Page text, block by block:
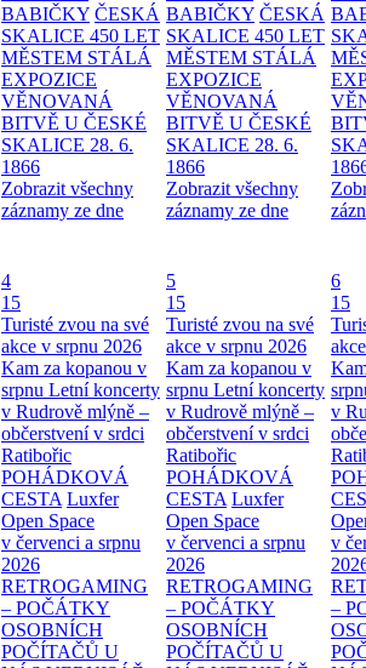
BABIČKY ČESKÁ
SKALICE 450 LET
MĚSTEM STÁLÁ
EXPOZICE
VĚNOVANÁ
BITVĚ U ČESKÉ
SKALICE 28. 6.
1866
Zobrazit všechny
záznamy ze dne
BABIČKY ČESKÁ
SKALICE 450 LET
MĚSTEM STÁLÁ
EXPOZICE
VĚNOVANÁ
BITVĚ U ČESKÉ
SKALICE 28. 6.
1866
Zobrazit všechny
záznamy ze dne
4
15
Turisté zvou na své
akce v srpnu 2026
Kam za kopanou v
srpnu Letní koncerty
v Rudrově mlýně –
občerstvení v srdci
Ratibořic
POHÁDKOVÁ
CESTA Luxfer
Open Space
v červenci a srpnu
2026
RETROGAMING
– POČÁTKY
OSOBNÍCH
POČÍTAČŮ U
5
15
Turisté zvou na své
akce v srpnu 2026
Kam za kopanou v
srpnu Letní koncerty
v Rudrově mlýně –
občerstvení v srdci
Ratibořic
POHÁDKOVÁ
CESTA Luxfer
Open Space
v červenci a srpnu
2026
RETROGAMING
– POČÁTKY
OSOBNÍCH
POČÍTAČŮ U
6
15
v
v
–